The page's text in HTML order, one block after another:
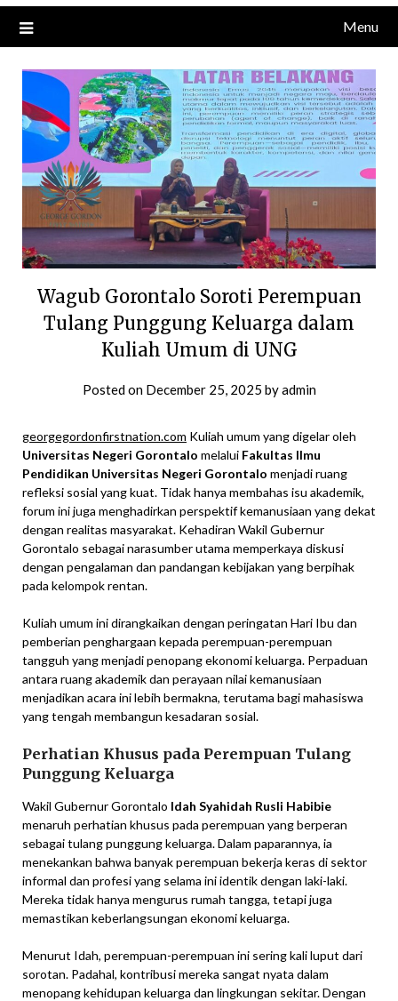
Menu
Wagub Gorontalo Soroti Perempuan
Tulang Punggung Keluarga dalam
Kuliah Umum di UNG
Posted on December 25, 2025 byadmin
georgegordonfirstnation.com Kuliah umum yang digelar oleh
Universitas Negeri Gorontalo melalui Fakultas Ilmu
Pendidikan Universitas Negeri Gorontalo menjadi ruang
refleksi sosial yang kuat. Tidak hanya membahas isu akademik,
forum ini juga menghadirkan perspektif kemanusiaan yang dekat
dengan realitas masyarakat. Kehadiran Wakil Gubernur
Gorontalo sebagai narasumber utama memperkaya diskusi
dengan pengalaman dan pandangan kebijakan yang berpihak
pada kelompok rentan.
Kuliah umum ini dirangkaikan dengan peringatan Hari Ibu dan
pemberian penghargaan kepada perempuan-perempuan
tangguh yang menjadi penopang ekonomi keluarga. Perpaduan
antara ruang akademik dan perayaan nilai kemanusiaan
menjadikan acara ini lebih bermakna, terutama bagi mahasiswa
yang tengah membangun kesadaran sosial.
Perhatian Khusus pada Perempuan Tulang
Punggung Keluarga
Wakil Gubernur Gorontalo Idah Syahidah Rusli Habibie
menaruh perhatian khusus pada perempuan yang berperan
sebagai tulang punggung keluarga. Dalam paparannya, ia
menekankan bahwa banyak perempuan bekerja keras di sektor
informal dan profesi yang selama ini identik dengan laki-laki.
Mereka tidak hanya mengurus rumah tangga, tetapi juga
memastikan keberlangsungan ekonomi keluarga.
Menurut Idah, perempuan-perempuan ini sering kali luput dari
sorotan. Padahal, kontribusi mereka sangat nyata dalam
menopang kehidupan keluarga dan lingkungan sekitar. Dengan